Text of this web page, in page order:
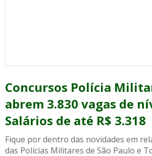
Concursos Polícia
abrem 3.830 vagas de
Salários de até R$ 3.318
Fique por dentro das novidades em
das Polícias Militares de São Paulo e